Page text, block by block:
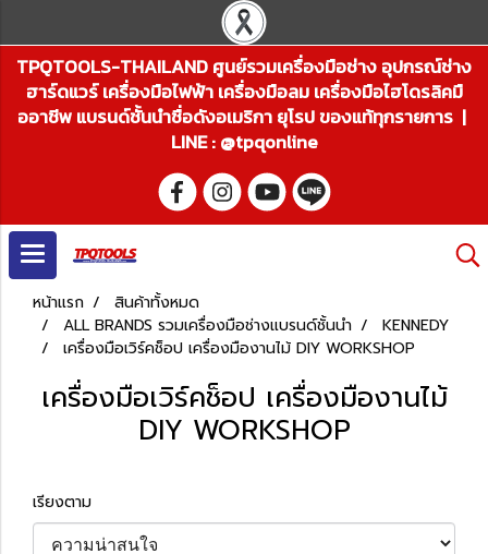
TPQTOOLS-THAILAND ศูนย์รวมเครื่องมือช่าง อุปกรณ์ช่าง
ฮาร์ดแวร์ เครื่องมือไฟฟ้า เครื่องมือลม เครื่องมือไฮโดรลิคมื
ออาชีพ แบรนด์ชั้นนำชื่อดังอเมริกา ยุโรป ของแท้ทุกรายการ |
LINE : @tpqonline
หน้าแรก
สินค้าทั้งหมด
ALL BRANDS รวมเครื่องมือช่างแบรนด์ชั้นนำ
KENNEDY
เครื่องมือเวิร์คช็อป เครื่องมืองานไม้ DIY WORKSHOP
เครื่องมือเวิร์คช็อป เครื่องมืองานไม้
DIY WORKSHOP
เรียงตาม